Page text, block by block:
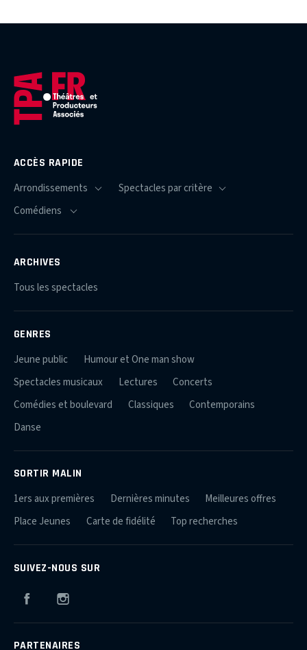
ACCÈS RAPIDE
ARCHIVES
Tous les spectacles
GENRES
Jeune public
Humour et One man show
Spectacles musicaux
Lectures
Concerts
Comédies et boulevard
Classiques
Contemporains
Danse
SORTIR MALIN
1ers aux premières Dernières minutes
Meilleures offres
Place Jeunes
Carte de fidélité Top recherches
SUIVEZ-NOUS SUR
Facebook
PARTENAIRES